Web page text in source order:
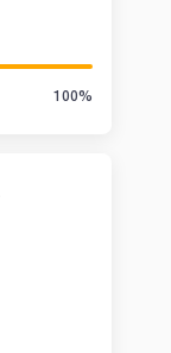
100%